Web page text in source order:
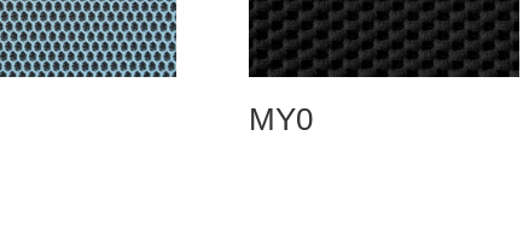
MY0